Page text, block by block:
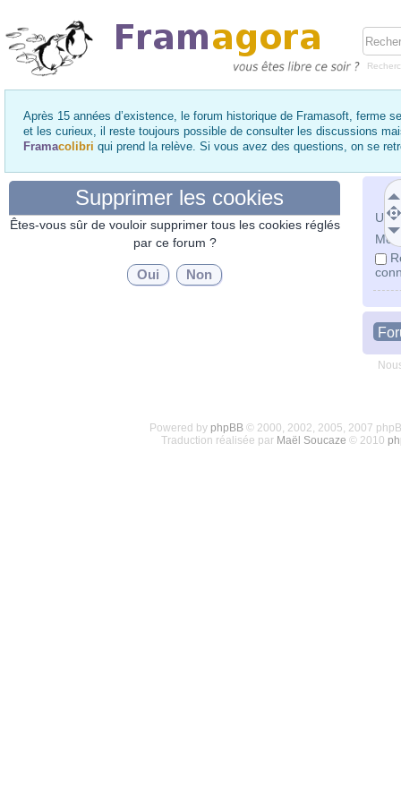
Après 15 années d’existence, le forum historique de Framasoft, ferme
et les curieux, il reste toujours possible de consulter les discussions
Framacolibri qui prend la relève. Si vous avez des questions, on se
Mot
Supprimer les cookies
Êtes-vous sûr de vouloir supprimer tous les cookies réglés
par ce forum ?
Powered by phpBB© 2000, 2002, 2005, 2007
Traduction réalisée par Maël Soucaze © 2010